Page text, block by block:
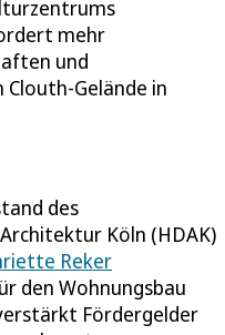
mehr
und
Gelände in
des
Köln (HDAK)
Reker
den Wohnungsbau
Fördergelder